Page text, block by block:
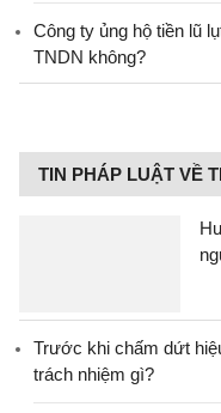
Công ty ủng hộ tiền lũ
TNDN không?
TIN PHÁP LUẬT VỀ
Trước khi chấm dứt
trách nhiệm gì?